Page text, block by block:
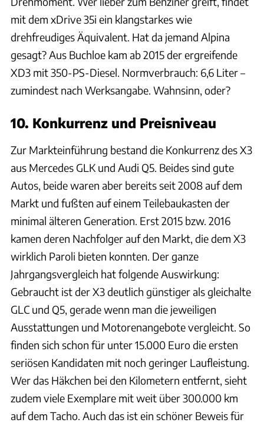
mit dem xDrive 35i ein klangstarkes wie
drehfreudiges Äquivalent. Hat da jemand Alpina
gesagt? Aus Buchloe kam ab 2015 der ergreifende
XD3 mit 350-PS-Diesel. Normverbrauch: 6,6 Liter –
zumindest nach Werksangabe. Wahnsinn, oder?
10. Konkurrenz und Preisniveau
Zur Markteinführung bestand die Konkurrenz des X3
aus Mercedes GLK und Audi Q5. Beides sind gute
Autos, beide waren aber bereits seit 2008 auf dem
Markt und fußten auf einem Teilebaukasten der
minimal älteren Generation. Erst 2015 bzw. 2016
kamen deren Nachfolger auf den Markt, die dem X3
wirklich Paroli bieten konnten. Der ganze
Jahrgangsvergleich hat folgende Auswirkung:
Gebraucht ist der X3 deutlich günstiger als gleichalte
GLC und Q5, gerade wenn man die jeweiligen
Ausstattungen und Motorenangebote vergleicht. So
finden sich schon für unter 15.000 Euro die ersten
seriösen Kandidaten mit noch geringer Laufleistung.
Wer das Häkchen bei den Kilometern entfernt, sieht
zudem viele Exemplare mit weit über 300.000 km
auf dem Tacho. Auch das ist ein schöner Beweis für